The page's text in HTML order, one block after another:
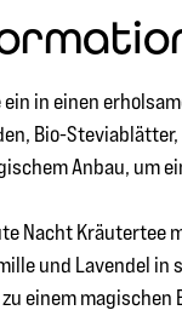
in einen
Bio-
Anbau, um
Nacht
und Lavendel
einem